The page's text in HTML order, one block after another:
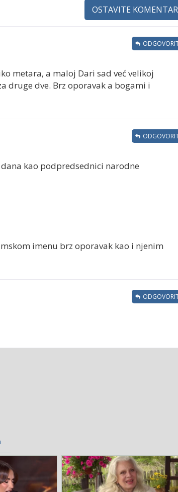
OSTAVITE KOMENTAR
metara, a maloj Dari sad već velikoj
druge dve. Brz oporavak a bogami i
kao podpredsednici narodne
imenu brz oporavak kao i njenim